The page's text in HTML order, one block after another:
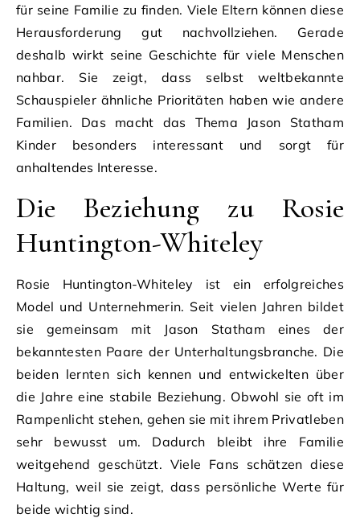
für seine Familie zu finden. Viele Eltern können diese
Herausforderung gut nachvollziehen. Gerade
deshalb wirkt seine Geschichte für viele Menschen
nahbar. Sie zeigt, dass selbst weltbekannte
Schauspieler ähnliche Prioritäten haben wie andere
Familien. Das macht das Thema Jason Statham
Kinder besonders interessant und sorgt für
anhaltendes Interesse.
Die Beziehung zu Rosie
Huntington-Whiteley
Rosie Huntington-Whiteley ist ein erfolgreiches
Model und Unternehmerin. Seit vielen Jahren bildet
sie gemeinsam mit Jason Statham eines der
bekanntesten Paare der Unterhaltungsbranche. Die
beiden lernten sich kennen und entwickelten über
die Jahre eine stabile Beziehung. Obwohl sie oft im
Rampenlicht stehen, gehen sie mit ihrem Privatleben
sehr bewusst um. Dadurch bleibt ihre Familie
weitgehend geschützt. Viele Fans schätzen diese
Haltung, weil sie zeigt, dass persönliche Werte für
beide wichtig sind.